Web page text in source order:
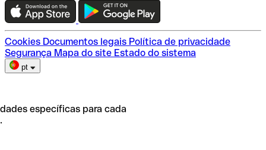
Escolha do plano
Cookies Documentos legais Política de privacidade
Segurança Mapa do site Estado do sistema
pt
específicas para cada